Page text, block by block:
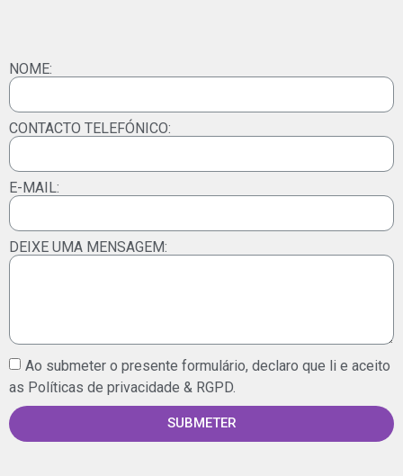
NOME:
CONTACTO TELEFÓNICO:
E-MAIL:
DEIXE UMA MENSAGEM:
Ao submeter o presente formulário, declaro que li e aceito
as Políticas de privacidade & RGPD.
SUBMETER